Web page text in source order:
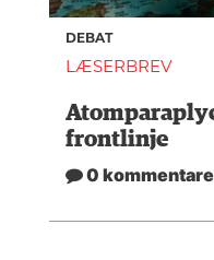
DEBAT
LÆSERBREV
frontlinje
0